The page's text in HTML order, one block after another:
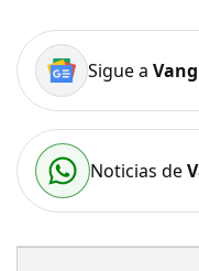
Sigue a
Noticias de